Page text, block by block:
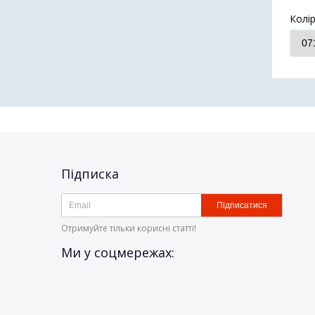
Колір
Підписка
Підписатися
Отримуйте тільки корисні статті!
Ми у соцмережах: